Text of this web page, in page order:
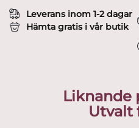
mängdLeverans inom 1-2 dagar
Hämta gratis i vår butik
Liknande
Utvalt